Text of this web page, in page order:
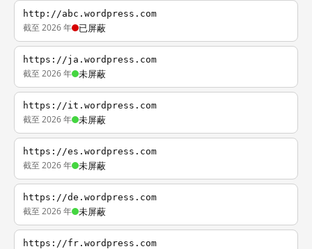
http://abc.wordpress.com
截至 2026 年 已屏蔽
https://ja.wordpress.com
截至 2026 年 未屏蔽
https://it.wordpress.com
截至 2026 年 未屏蔽
https://es.wordpress.com
截至 2026 年 未屏蔽
https://de.wordpress.com
截至 2026 年 未屏蔽
https://fr.wordpress.com